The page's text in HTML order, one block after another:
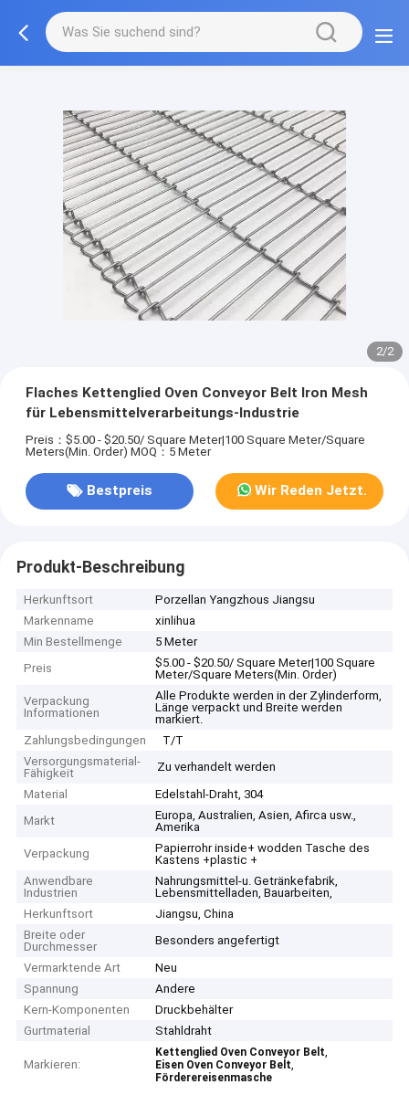
1/2
Flaches Kettenglied Oven Conveyor Belt Iron Mesh
für Lebensmittelverarbeitungs-Industrie
Preis：$5.00 - $20.50/ Square Meter|100 Square Meter/Square
Meters(Min. Order) MOQ：5 Meter
Bestpreis Wir Reden Jetzt.
Produkt-Beschreibung
Herkunftsort
Porzellan Yangzhous Jiangsu
Markenname
xinlihua
Min Bestellmenge
5 Meter
Preis
$5.00 - $20.50/ Square Meter|100 Square
Meter/Square Meters(Min. Order)
Verpackung
Informationen
Alle Produkte werden in der Zylinderform,
Länge verpackt und Breite werden
markiert.
Zahlungsbedingungen
T/T
Versorgungsmaterial-
Fähigkeit
Zu verhandelt werden
Material
Edelstahl-Draht, 304
Markt
Europa, Australien, Asien, Afirca usw.,
Amerika
Verpackung
Papierrohr inside+ wodden Tasche des
Kastens +plastic +
Anwendbare
Industrien
Nahrungsmittel-u. Getränkefabrik,
Lebensmittelladen, Bauarbeiten,
Herkunftsort
Jiangsu, China
Breite oder
Durchmesser
Besonders angefertigt
Vermarktende Art
Neu
Spannung
Andere
Kern-Komponenten
Druckbehälter
Gurtmaterial
Stahldraht
Markieren:
Kettenglied Oven Conveyor Belt,
Eisen Oven Conveyor Belt,
Förderereisenmasche